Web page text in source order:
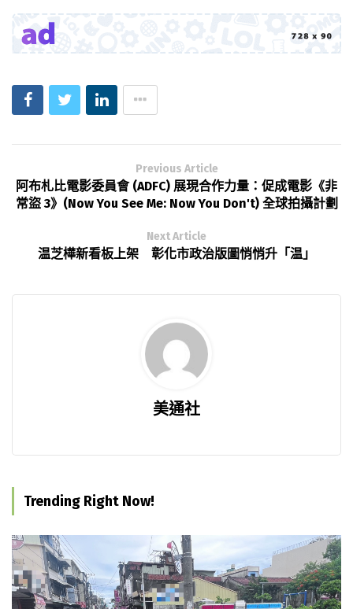
Previous Article
阿布札比電影委員會 (ADFC) 展現合作力量：促成電影《非
常盜 3》(Now You See Me: Now You Don't) 全球拍攝計劃
Next Article
温芝樺新看板上架 彰化市政治版圖悄悄升「温」
美通社
Trending Right Now!